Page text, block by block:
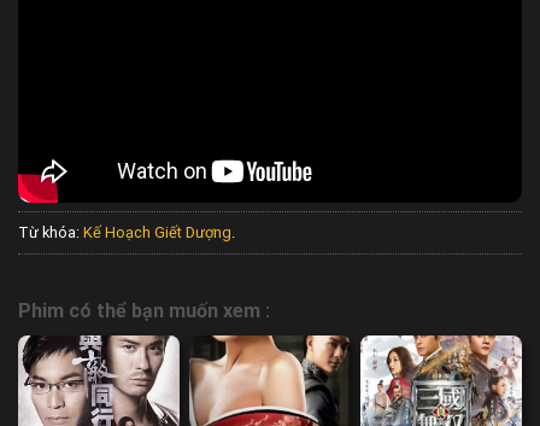
Từ khóa: Kế Hoạch Giết Dượng
Phim có thể bạn muốn xem :